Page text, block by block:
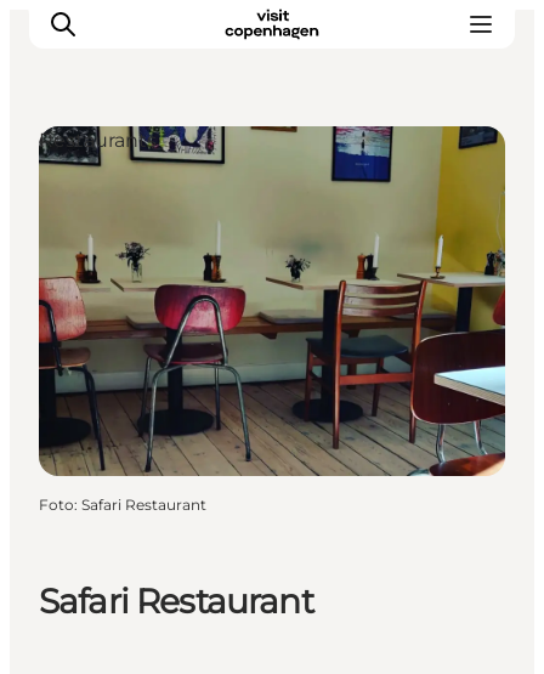
Essen und Trinken
Planen
Safari Restaurant
Restaurants
Foto: Safari Restaurant